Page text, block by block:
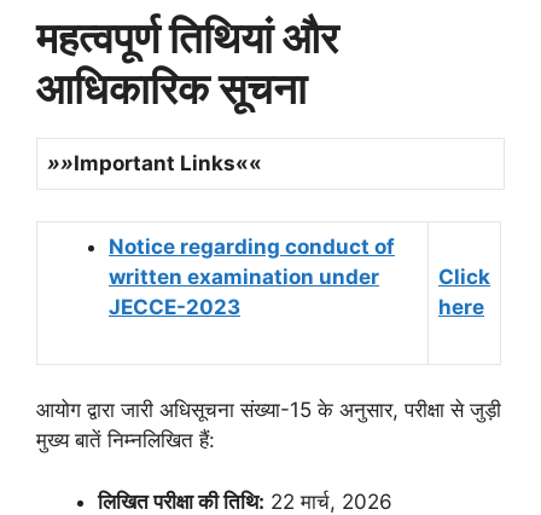
महत्वपूर्ण तिथियां और
आधिकारिक सूचना
»»Important Links««
Notice regarding conduct of
written examination under
JECCE-2023
Click
here
आयोग द्वारा जारी अधिसूचना संख्या-15 के अनुसार, परीक्षा से जुड़ी
मुख्य बातें निम्नलिखित हैं:
लिखित परीक्षा की तिथि: 22 मार्च, 2026